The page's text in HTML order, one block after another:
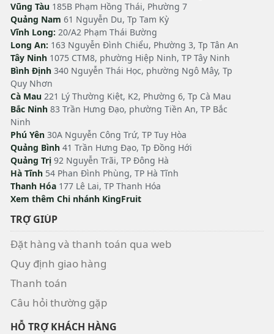
Vũng Tàu 185B Phạm Hồng Thái, Phường 7
Quảng Nam 61 Nguyễn Du, Tp Tam Kỳ
Vĩnh Long: 20/A2 Phạm Thái Bường
Long An: 163 Nguyễn Đình Chiểu, Phường 3, Tp Tân An
Tây Ninh 1075 CTM8, phường Hiệp Ninh, TP Tây Ninh
Bình Định 340 Nguyễn Thái Học, phường Ngô Mây, Tp
Quy Nhơn
Cà Mau 221 Lý Thường Kiệt, K2, Phường 6, Tp Cà Mau
Bắc Ninh 83 Trần Hưng Đạo, phường Tiền An, TP Bắc
Ninh
Phú Yên 30A Nguyễn Công Trứ, TP Tuy Hòa
Quảng Bình 41 Trần Hưng Đạo, Tp Đồng Hới
Quảng Trị 92 Nguyễn Trãi, TP Đông Hà
Hà Tĩnh 54 Phan Đình Phùng, TP Hà Tĩnh
Thanh Hóa 177 Lê Lai, TP Thanh Hóa
Xem thêm Chi nhánh KingFruit
TRỢ GIÚP
Đặt hàng và thanh toán qua web
Quy định giao hàng
Thanh toán
Câu hỏi thường gặp
HỖ TRỢ KHÁCH HÀNG